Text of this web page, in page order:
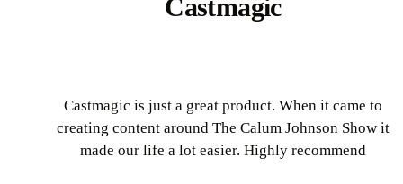
Castmagic
Castmagic is just a great product. When it came to
creating content around The Calum Johnson Show it
made our life a lot easier. Highly recommend